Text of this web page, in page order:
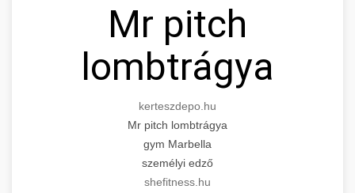
Mr pitch
lombtrágya
kerteszdepo.hu
Mr pitch lombtrágya
gym Marbella
személyi edző
shefitness.hu